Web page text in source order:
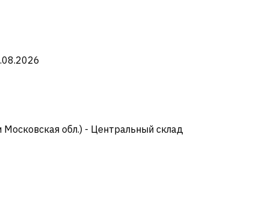
обл.) - Центральный склад